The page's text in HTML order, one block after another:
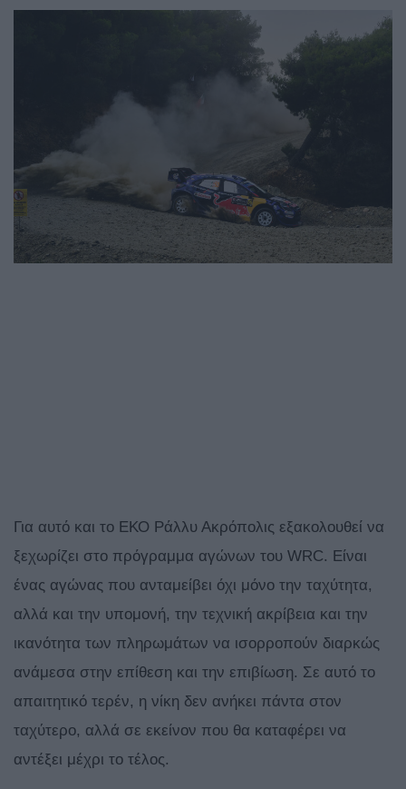
Για αυτό και το ΕΚΟ Ράλλυ Ακρόπολις εξακολουθεί να
ξεχωρίζει στο πρόγραμμα αγώνων του WRC. Είναι
ένας αγώνας που ανταμείβει όχι μόνο την ταχύτητα,
αλλά και την υπομονή, την τεχνική ακρίβεια και την
ικανότητα των πληρωμάτων να ισορροπούν διαρκώς
ανάμεσα στην επίθεση και την επιβίωση. Σε αυτό το
απαιτητικό τερέν, η νίκη δεν ανήκει πάντα στον
ταχύτερο, αλλά σε εκείνον που θα καταφέρει να
αντέξει μέχρι το τέλος.